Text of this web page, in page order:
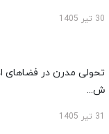
30 تیر 1405
تحولی مدرن در فضاهای
ش...